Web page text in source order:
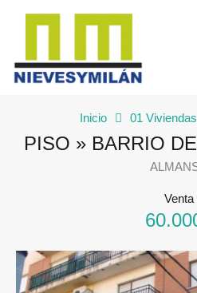
Inicio 01 Viviendas
PISO » BARRIO
Venta